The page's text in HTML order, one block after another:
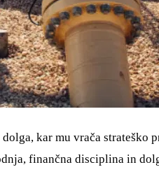
kar mu vrača strateško
finančna disciplina in